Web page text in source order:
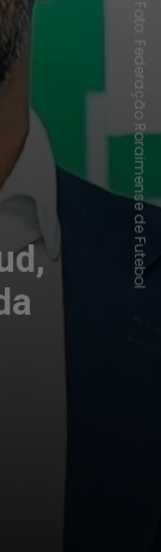
Foto: Federação Roraimense de Futebol